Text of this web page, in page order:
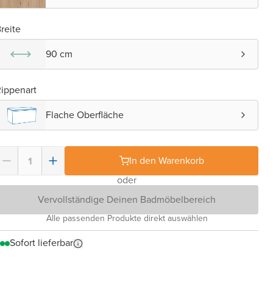
90 cm
Flache Oberfläche
In den Warenkorb
oder
Vervollständige Deinen Badmöbelbereich
Alle passenden Produkte direkt auswählen
Sofort lieferbar